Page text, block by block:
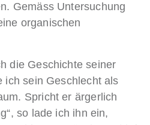
Gemäss Untersuchung
organischen
die Geschichte seiner
ich sein Geschlecht als
Spricht er ärgerlich
so lade ich ihn ein,